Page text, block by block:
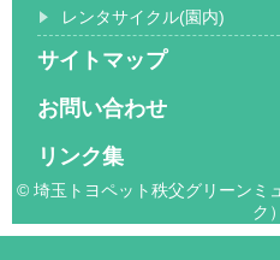
レンタサイクル(園内)
サイトマップ
お問い合わせ
リンク集
© 埼玉トヨペット秩父グリーンミ
ク）